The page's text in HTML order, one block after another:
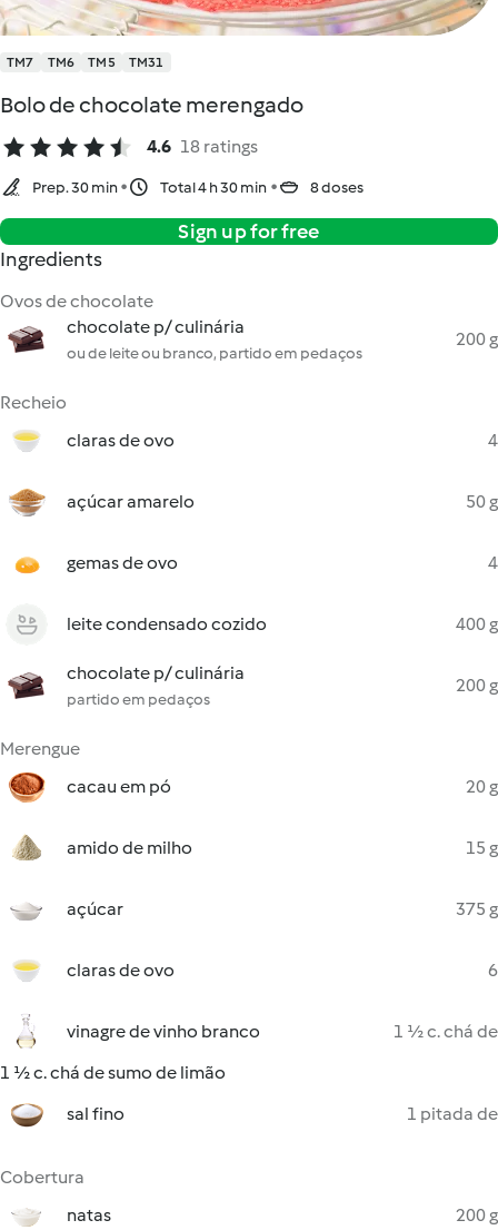
TM7 TM6 TM5 TM31
Bolo de chocolate merengado
4.6 18 ratings
Prep. 30 min Total 4 h 30 min 8 doses
Sign up for free
Ingredients
Ovos de chocolate
chocolate p/ culinária
ou de leite ou branco, partido em pedaços
200 g
Recheio
claras de ovo
4
açúcar amarelo 50 g
gemas de ovo 4
leite condensado cozido 400 g
chocolate p/ culinária
partido em pedaços
200 g
Merengue
cacau em pó
20 g
amido de milho 15 g
açúcar 375 g
claras de ovo 6
vinagre de vinho branco
1 ½ c. chá de
1 ½ c. chá de sumo de limão
sal fino
1 pitada de
Cobertura
natas
200 g